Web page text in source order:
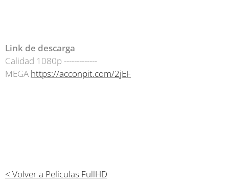
Link de descarga
Calidad 1080p -------------
MEGA https://acconpit.com/2jEF
< Volver a Peliculas FullHD